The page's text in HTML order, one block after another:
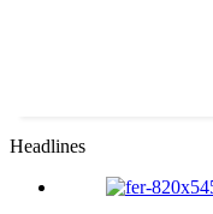
Headlines